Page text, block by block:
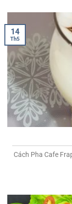
Cách Pha Cafe
14
Th5